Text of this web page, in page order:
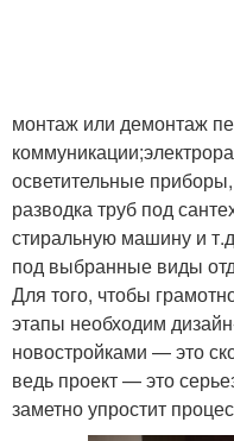
монтаж или демонтаж
осветительные
разводка труб под
стиральную машину и
под выбранные виды
Для того, чтобы
этапы необходим
новостройками — это
ведь проект — это
заметно упростит